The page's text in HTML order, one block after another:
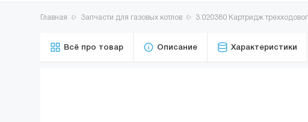
Главная Запчасти для газовых котлов 3.020380 Картридж
Всё про товар Описание Характеристики